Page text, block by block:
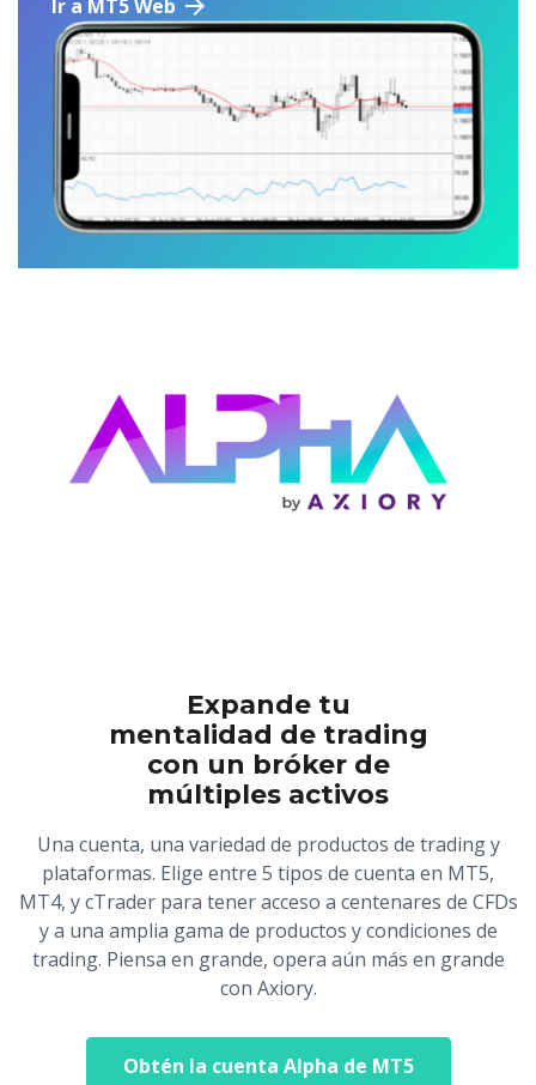
Ir a MT5 Web
Expande tu
mentalidad de trading
con un bróker de
múltiples activos
Una cuenta, una variedad de productos de trading y
plataformas. Elige entre 5 tipos de cuenta en MT5,
MT4, y cTrader para tener acceso a centenares de CFDs
y a una amplia gama de productos y condiciones de
trading. Piensa en grande, opera aún más en grande
con Axiory.
Obtén la cuenta Alpha de MT5